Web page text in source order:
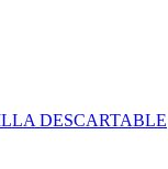
DESCARTABLE